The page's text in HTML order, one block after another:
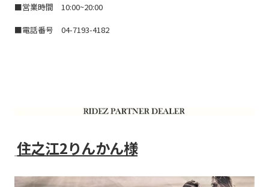
■営業時間 10:00~20:00
■電話番号 04-7193-4182
住之江2りんかん様